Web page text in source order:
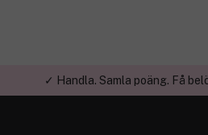
✓ Handla. Samla poäng. Få